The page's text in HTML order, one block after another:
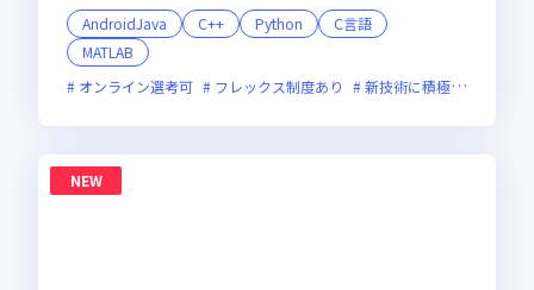
AndroidJava
C++ Python
C言語
MATLAB
オンライン選考可
フレックス制度あり 新技術に積極的
NEW